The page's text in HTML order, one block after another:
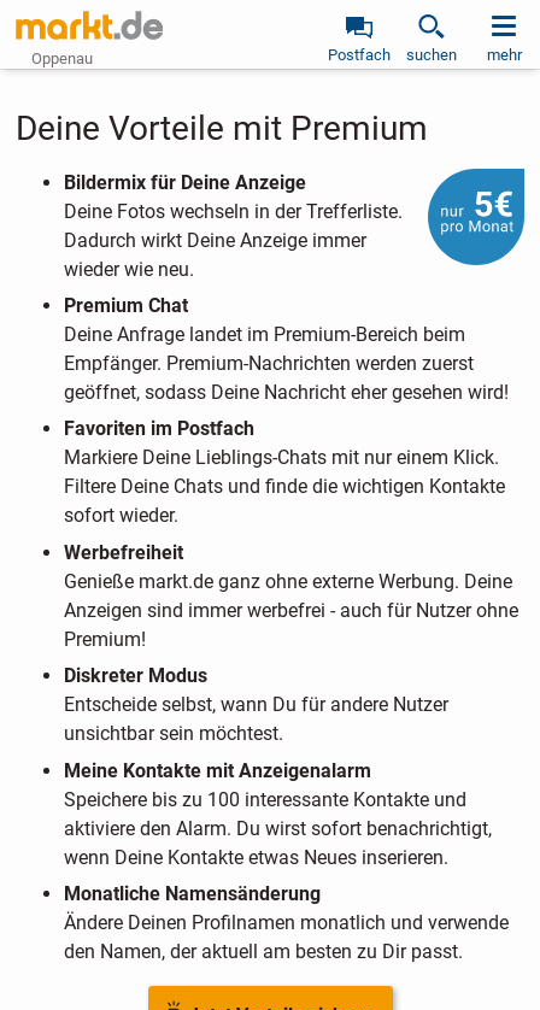
Oppenau Postfach suchen mehr
Deine Vorteile mit Premium
Bildermix für Deine Anzeige
Deine Fotos wechseln in der Trefferliste.
Dadurch wirkt Deine Anzeige immer
wieder wie neu.
Premium Chat
Deine Anfrage landet im Premium-Bereich beim
Empfänger. Premium-Nachrichten werden zuerst
geöffnet, sodass Deine Nachricht eher gesehen wird!
Favoriten im Postfach
Markiere Deine Lieblings-Chats mit nur einem Klick.
Filtere Deine Chats und finde die wichtigen Kontakte
sofort wieder.
Werbefreiheit
Genieße markt.de ganz ohne externe Werbung. Deine
Anzeigen sind immer werbefrei - auch für Nutzer ohne
Premium!
Diskreter Modus
Entscheide selbst, wann Du für andere Nutzer
unsichtbar sein möchtest.
Meine Kontakte mit Anzeigenalarm
Speichere bis zu 100 interessante Kontakte und
aktiviere den Alarm. Du wirst sofort benachrichtigt,
wenn Deine Kontakte etwas Neues inserieren.
Monatliche Namensänderung
Ändere Deinen Profilnamen monatlich und verwende
den Namen, der aktuell am besten zu Dir passt.